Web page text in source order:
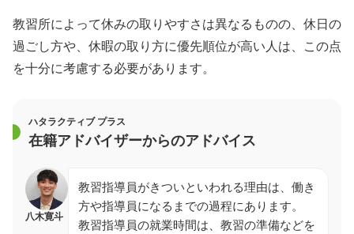
教習所によって休みの取りやすさは異なるものの、休日の
過ごし方や、休暇の取り方に優先順位が高い人は、この点
を十分に考慮する必要があります。
ハタラクティブ プラス
在籍アドバイザーからのアドバイス
八木寛斗
教習指導員がきついといわれる理由は、働き
方や指導員になるまでの過程にあります。
教習指導員の就業時間は、教習の準備などを